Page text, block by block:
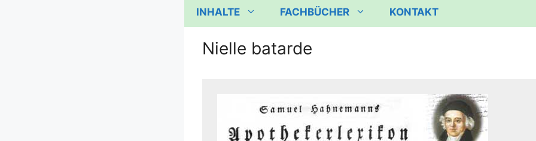
INHALTE FACHBÜCHER KONTAKT
Nielle batarde